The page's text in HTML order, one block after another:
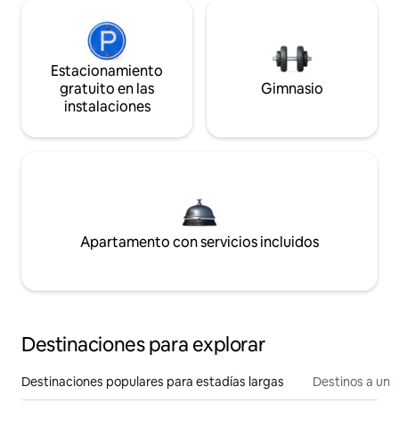
Estacionamiento
gratuito en las
instalaciones
Gimnasio
Apartamento con servicios incluidos
Destinaciones para explorar
Destinaciones populares para estadías largas Destinos a un